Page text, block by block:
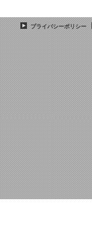
プライバシーポリシー